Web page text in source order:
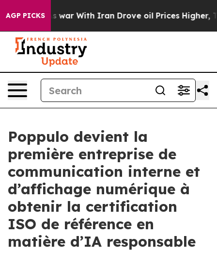
AGP PICKS
As war With Iran Drove oil Prices Higher,
Poppulo devient la
première entreprise de
communication interne et
d’affichage numérique à
obtenir la certification
ISO de référence en
matière d’IA responsable